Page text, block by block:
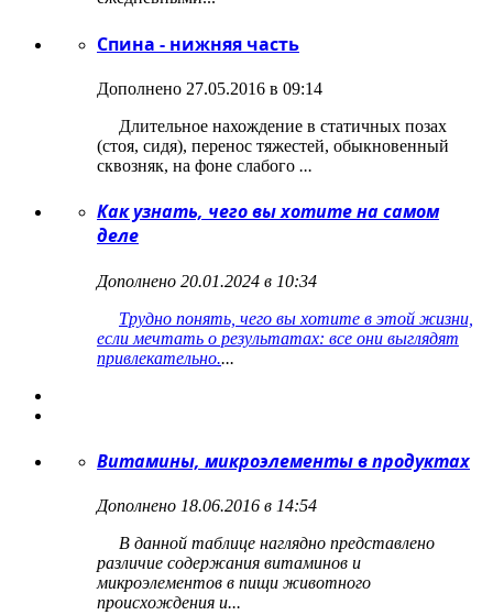
Спина - нижняя часть
Дополнено 27.05.2016 в 09:14
Длительное нахождение в статичных позах
(стоя, сидя), перенос тяжестей, обыкновенный
сквозняк, на фоне слабого ...
Как узнать, чего вы хотите на самом
деле
Дополнено 20.01.2024 в 10:34
Трудно понять, чего вы хотите в этой жизни,
если мечтать о результатах: все они выглядят
привлекательно....
Витамины, микроэлементы в продуктах
Дополнено 18.06.2016 в 14:54
В данной таблице наглядно представлено
различие содержания витаминов и
микроэлементов в пищи животного
происхождения и...